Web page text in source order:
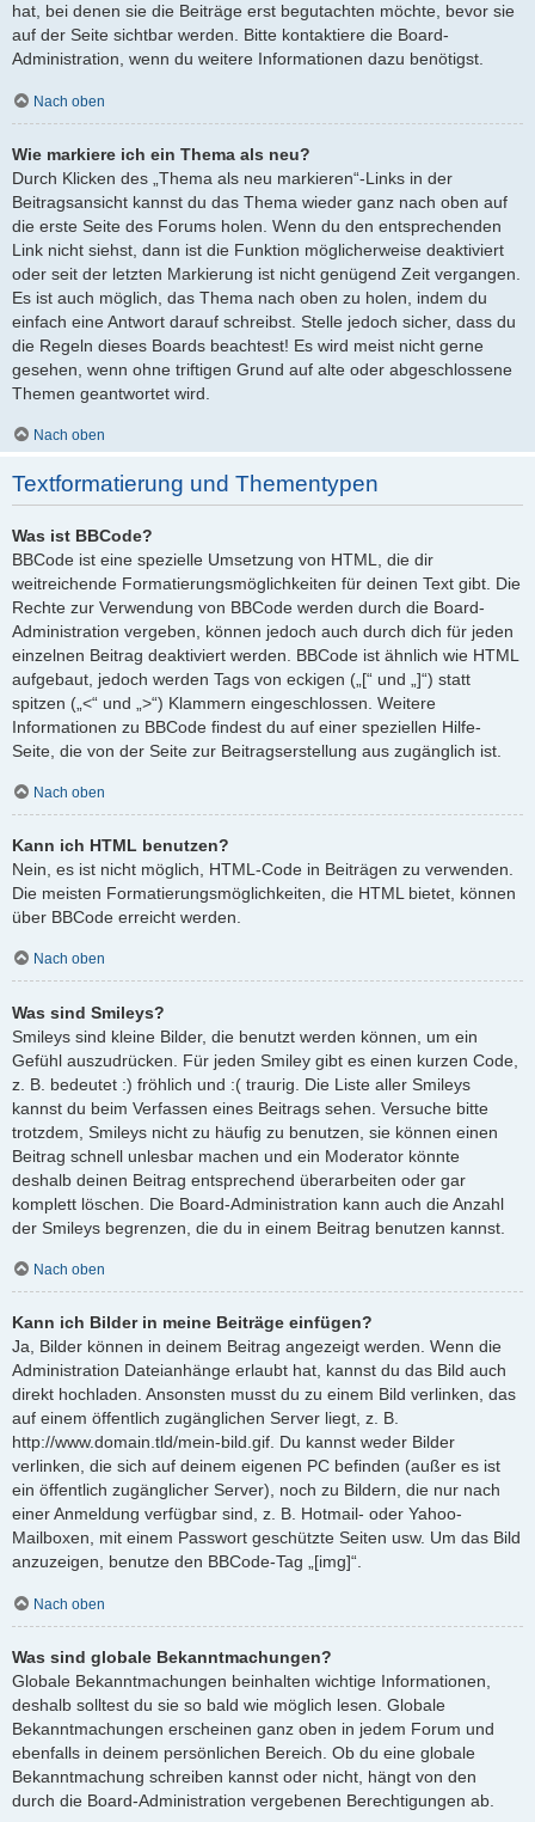
hat, bei denen sie die Beiträge erst begutachten möchte, bevor sie
auf der Seite sichtbar werden. Bitte kontaktiere die Board-
Administration, wenn du weitere Informationen dazu benötigst.
Nach oben
Wie markiere ich ein Thema als neu?
Durch Klicken des „Thema als neu markieren“-Links in der
Beitragsansicht kannst du das Thema wieder ganz nach oben auf
die erste Seite des Forums holen. Wenn du den entsprechenden
Link nicht siehst, dann ist die Funktion möglicherweise deaktiviert
oder seit der letzten Markierung ist nicht genügend Zeit vergangen.
Es ist auch möglich, das Thema nach oben zu holen, indem du
einfach eine Antwort darauf schreibst. Stelle jedoch sicher, dass du
die Regeln dieses Boards beachtest! Es wird meist nicht gerne
gesehen, wenn ohne triftigen Grund auf alte oder abgeschlossene
Themen geantwortet wird.
Nach oben
Textformatierung und Thementypen
Was ist BBCode?
BBCode ist eine spezielle Umsetzung von HTML, die dir
weitreichende Formatierungsmöglichkeiten für deinen Text gibt. Die
Rechte zur Verwendung von BBCode werden durch die Board-
Administration vergeben, können jedoch auch durch dich für jeden
einzelnen Beitrag deaktiviert werden. BBCode ist ähnlich wie HTML
aufgebaut, jedoch werden Tags von eckigen („[“ und „]“) statt
spitzen („<“ und „>“) Klammern eingeschlossen. Weitere
Informationen zu BBCode findest du auf einer speziellen Hilfe-
Seite, die von der Seite zur Beitragserstellung aus zugänglich ist.
Nach oben
Kann ich HTML benutzen?
Nein, es ist nicht möglich, HTML-Code in Beiträgen zu verwenden.
Die meisten Formatierungsmöglichkeiten, die HTML bietet, können
über BBCode erreicht werden.
Nach oben
Was sind Smileys?
Smileys sind kleine Bilder, die benutzt werden können, um ein
Gefühl auszudrücken. Für jeden Smiley gibt es einen kurzen Code,
z. B. bedeutet :) fröhlich und :( traurig. Die Liste aller Smileys
kannst du beim Verfassen eines Beitrags sehen. Versuche bitte
trotzdem, Smileys nicht zu häufig zu benutzen, sie können einen
Beitrag schnell unlesbar machen und ein Moderator könnte
deshalb deinen Beitrag entsprechend überarbeiten oder gar
komplett löschen. Die Board-Administration kann auch die Anzahl
der Smileys begrenzen, die du in einem Beitrag benutzen kannst.
Nach oben
Kann ich Bilder in meine Beiträge einfügen?
Ja, Bilder können in deinem Beitrag angezeigt werden. Wenn die
Administration Dateianhänge erlaubt hat, kannst du das Bild auch
direkt hochladen. Ansonsten musst du zu einem Bild verlinken, das
auf einem öffentlich zugänglichen Server liegt, z. B.
http://www.domain.tld/mein-bild.gif. Du kannst weder Bilder
verlinken, die sich auf deinem eigenen PC befinden (außer es ist
ein öffentlich zugänglicher Server), noch zu Bildern, die nur nach
einer Anmeldung verfügbar sind, z. B. Hotmail- oder Yahoo-
Mailboxen, mit einem Passwort geschützte Seiten usw. Um das Bild
anzuzeigen, benutze den BBCode-Tag „[img]“.
Nach oben
Was sind globale Bekanntmachungen?
Globale Bekanntmachungen beinhalten wichtige Informationen,
deshalb solltest du sie so bald wie möglich lesen. Globale
Bekanntmachungen erscheinen ganz oben in jedem Forum und
ebenfalls in deinem persönlichen Bereich. Ob du eine globale
Bekanntmachung schreiben kannst oder nicht, hängt von den
durch die Board-Administration vergebenen Berechtigungen ab.